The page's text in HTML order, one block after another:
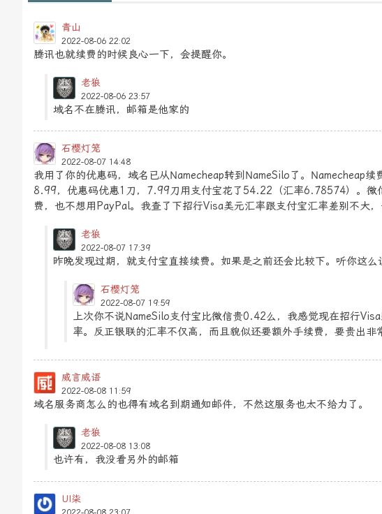
青山
2022-08-06 22:02
腾讯也就续费的时候良心一下，会提醒你。
老狼
2022-08-06 23:57
域名不在腾讯，邮箱是他家的
石樱灯笼
2022-08-07 14:48
我用了你的优惠码，域名已从Namecheap转到NameSilo了。Namecheap
8.99，优惠码优惠1刀，7.99刀用支付宝花了54.22（汇率6.78574）。微
费，也不想用PayPal。我查了下招行Visa美元汇率跟支付宝汇率差别不大
老狼
2022-08-07 17:39
昨晚发现过期，就支付宝直接续费。如果是之前还会比较下。听你这么
石樱灯笼
2022-08-07 19:59
上次你不说NameSilo支付宝比微信贵0.42么，我感觉现在招行
率。反正银联的汇率不仅高，而且貌似还要额外手续费，要贵出非
威言威语
2022-08-08 11:59
域名服务商怎么的也得有域名到期通知邮件，不然这服务也太不给力了。
老狼
2022-08-08 13:08
也许有，我没看另外的邮箱
UI柒